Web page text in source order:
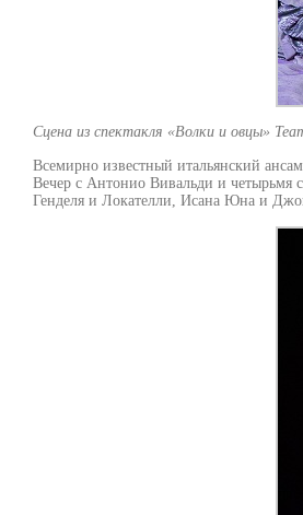
Сцена из спектакля «Волки и овцы»
Всемирно известный итальянский
Вечер с Антонио Вивальди и четырьмя
Генделя и Локателли, Исана Юна и